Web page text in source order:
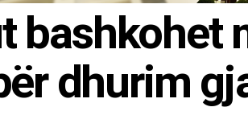
bashkohet
dhurim